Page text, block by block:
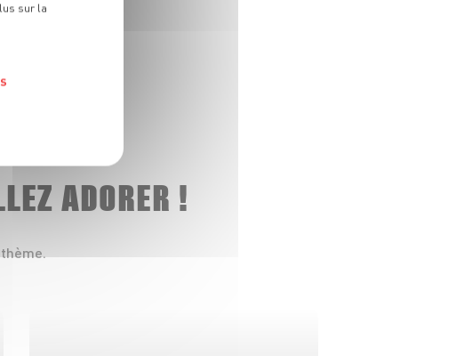
ADORER !
sur la